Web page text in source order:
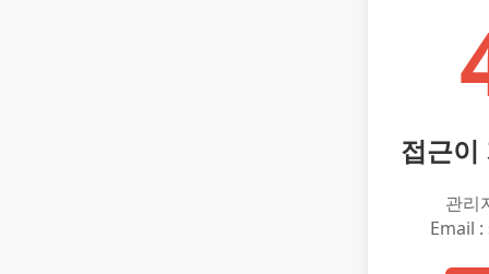
접근이
관리
Email